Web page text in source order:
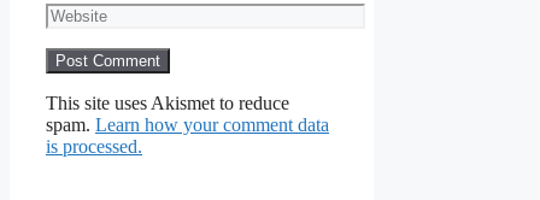
This site uses Akismet to reduce
spam. Learn how your comment data
is processed.